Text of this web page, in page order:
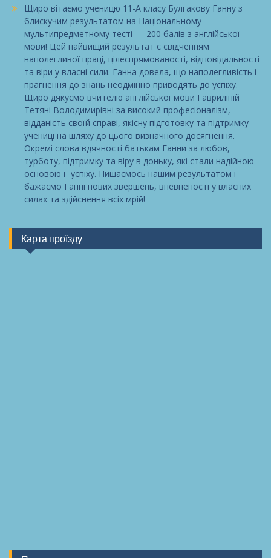
Щиро вітаємо ученицю 11-А класу Булгакову Ганну з
блискучим результатом на Національному
мультипредметному тесті — 200 балів з англійської
мови! Цей найвищий результат є свідченням
наполегливої праці, цілеспрямованості, відповідальності
та віри у власні сили. Ганна довела, що наполегливість і
прагнення до знань неодмінно приводять до успіху.
Щиро дякуємо вчителю англійської мови Гавриліній
Тетяні Володимирівні за високий професіоналізм,
відданість своїй справі, якісну підготовку та підтримку
учениці на шляху до цього визначного досягнення.
Окремі слова вдячності батькам Ганни за любов,
турботу, підтримку та віру в доньку, які стали надійною
основою її успіху. Пишаємось нашим результатом і
бажаємо Ганні нових звершень, впевненості у власних
силах та здійснення всіх мрій!
Карта проїзду